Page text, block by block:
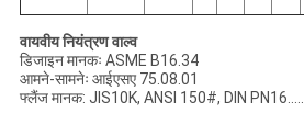
वायवीय नियंत्रण वाल्व
डिजाइन मानकः ASME B16.34
आमने-सामनेः आईएसए 75.08.01
फ्लैंज मानक: JIS10K, ANSI 150#, DIN PN16.....